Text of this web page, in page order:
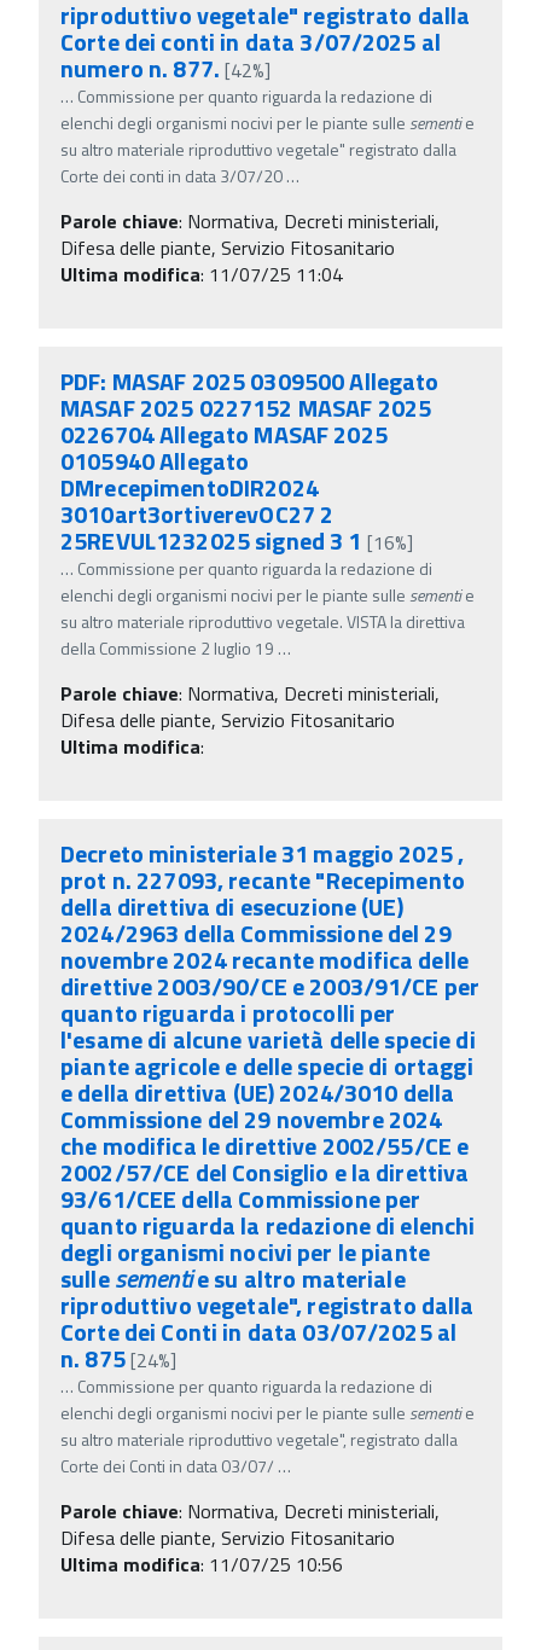
riproduttivo vegetale" registrato dalla
Corte dei conti in data 3/07/2025 al
numero n. 877. [42%]
… Commissione per quanto riguarda la redazione di
elenchi degli organismi nocivi per le piante sulle sementie
su altro materiale riproduttivo vegetale" registrato dalla
Corte dei conti in data 3/07/20…
Parole chiave: Normativa, Decreti ministeriali,
Difesa delle piante, Servizio Fitosanitario
Ultima modifica: 11/07/25 11:04
PDF: MASAF 2025 0309500 Allegato
MASAF 2025 0227152 MASAF 2025
0226704 Allegato MASAF 2025
0105940 Allegato
DMrecepimentoDIR2024
3010art3ortiverevOC27 2
25REVUL1232025 signed 3 1 [16%]
… Commissione per quanto riguarda la redazione di
elenchi degli organismi nocivi per le piante sulle sementie
su altro materiale riproduttivo vegetale. VISTA la direttiva
della Commissione 2 luglio 19 …
Parole chiave: Normativa, Decreti ministeriali,
Difesa delle piante, Servizio Fitosanitario
Ultima modifica:
Decreto ministeriale 31 maggio 2025 ,
prot n. 227093, recante "Recepimento
della direttiva di esecuzione (UE)
2024/2963 della Commissione del 29
novembre 2024 recante modifica delle
direttive 2003/90/CE e 2003/91/CE per
quanto riguarda i protocolli per
l'esame di alcune varietà delle specie di
piante agricole e delle specie di ortaggi
e della direttiva (UE) 2024/3010 della
Commissione del 29 novembre 2024
che modifica le direttive 2002/55/CE e
2002/57/CE del Consiglio e la direttiva
93/61/CEE della Commissione per
quanto riguarda la redazione di elenchi
degli organismi nocivi per le piante
sullesementie su altro materiale
riproduttivo vegetale", registrato dalla
Corte dei Conti in data 03/07/2025 al
n. 875[24%]
… Commissione per quanto riguarda la redazione di
elenchi degli organismi nocivi per le piante sulle sementie
su altro materiale riproduttivo vegetale", registrato dalla
Corte dei Conti in data 03/07/ …
Parole chiave: Normativa, Decreti ministeriali,
Difesa delle piante, Servizio Fitosanitario
Ultima modifica: 11/07/25 10:56